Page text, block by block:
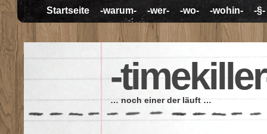
Startseite -warum- -wer- -wo- -wohin- -§-
-
… noch einer der läuft …